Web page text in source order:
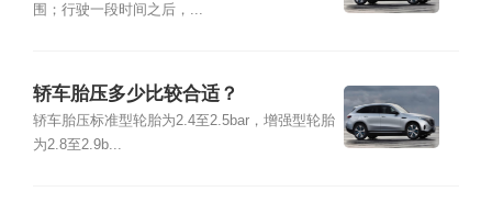
围；行驶一段时间之后，...
轿车胎压多少比较合适？
轿车胎压标准型轮胎为2.4至2.5bar，增强型轮胎
为2.8至2.9b...